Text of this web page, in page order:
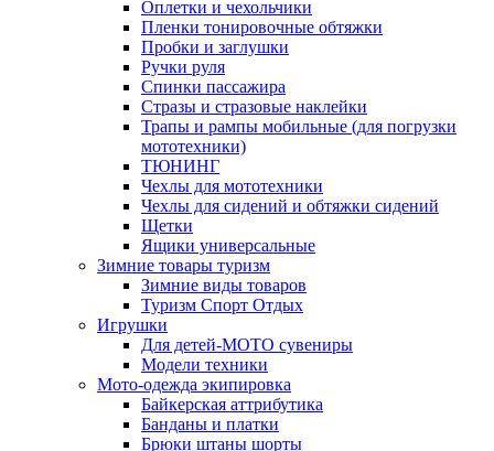
Оплетки и чехольчики
Пленки тонировочные обтяжки
Пробки и заглушки
Ручки руля
Спинки пассажира
Стразы и стразовые наклейки
Трапы и рампы мобильные (для погрузки
мототехники)
ТЮНИНГ
Чехлы для мототехники
Чехлы для сидений и обтяжки сидений
Щетки
Ящики универсальные
Зимние товары туризм
Зимние виды товаров
Туризм Спорт Отдых
Игрушки
Для детей-МОТО сувениры
Модели техники
Мото-одежда экипировка
Байкерская аттрибутика
Банданы и платки
Брюки штаны шорты